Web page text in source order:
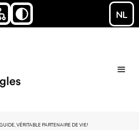
NL
VÉRITABLE PARTENAIRE DE VIE!